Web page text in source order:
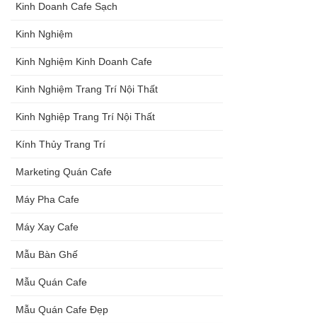
Kinh Doanh Cafe Sạch
Kinh Nghiệm
Kinh Nghiệm Kinh Doanh Cafe
Kinh Nghiệm Trang Trí Nội Thất
Kinh Nghiệp Trang Trí Nội Thất
Kính Thủy Trang Trí
Marketing Quán Cafe
Máy Pha Cafe
Máy Xay Cafe
Mẫu Bàn Ghế
Mẫu Quán Cafe
Mẫu Quán Cafe Đẹp